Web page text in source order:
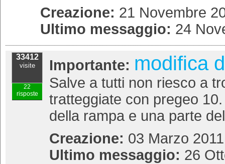
Creazione: 21 Novembre
Ultimo messaggio: 24
33412
visite
22
risposte
Importante: modifica
Salve a tutti non riesco a
tratteggiate con pregeo
della rampa e una parte
Creazione: 03 Marzo
Ultimo messaggio: 26